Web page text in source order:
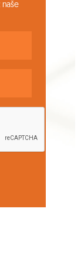
naše